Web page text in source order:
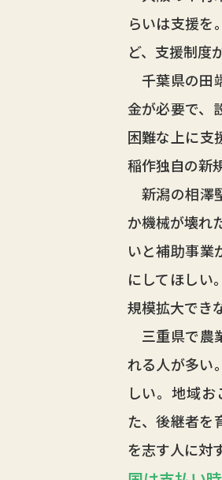
らいは支援を
ど、支援制度
千葉県の田
金が必要で、
困難な上に支
稲作独自の新
新潟の相澤
か機械が壊れ
いと補助事業
にしてほしい
規模拡大でき
三重県で農
れる人が多い
しい。地域
た、後継者を
を志す人に対